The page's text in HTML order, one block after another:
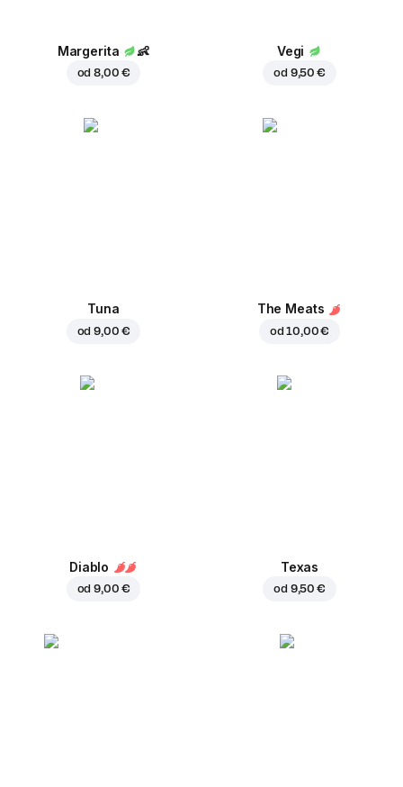
Margerita 👶
od8,00 €
Vegi
od 9,50 €
Tuna
od9,00 €
The Meats
od10,00 €
Diablo
od9,00 €
Texas
od 9,50 €